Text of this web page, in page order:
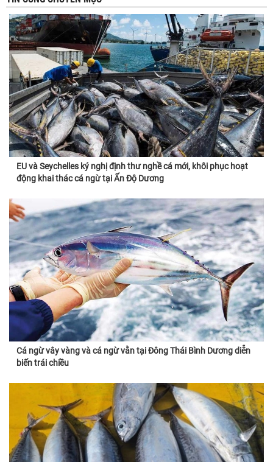
EU và Seychelles ký nghị định thư nghề cá mới, khôi phục hoạt
động khai thác cá ngừ tại Ấn Độ Dương
Cá ngừ vây vàng và cá ngừ vằn tại Đông Thái Bình Dương diễn
biến trái chiều